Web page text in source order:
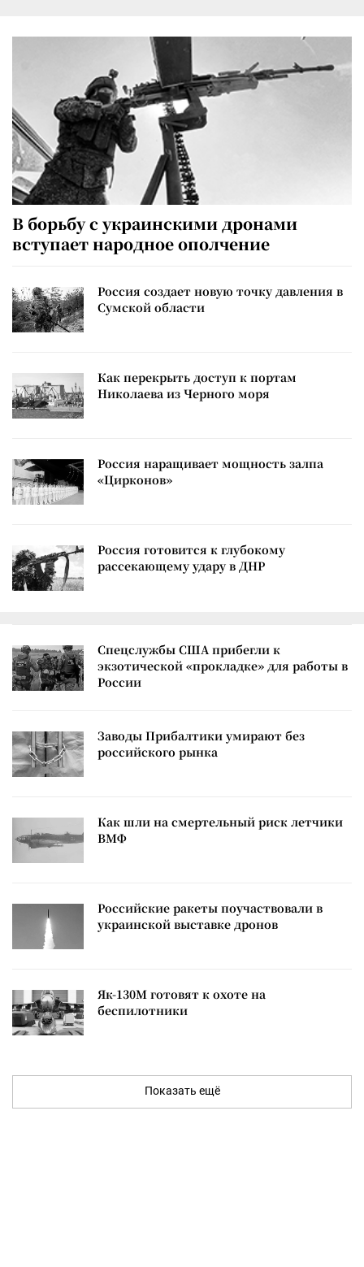
В борьбу с украинскими дронами
вступает народное ополчение
Россия создает новую точку давления в
Сумской области
Как перекрыть доступ к портам
Николаева из Черного моря
Россия наращивает мощность залпа
«Цирконов»
Россия готовится к глубокому
рассекающему удару в ДНР
Спецслужбы США прибегли к
экзотической «прокладке» для работы в
России
Заводы Прибалтики умирают без
российского рынка
Как шли на смертельный риск летчики
ВМФ
Российские ракеты поучаствовали в
украинской выставке дронов
Як-130М готовят к охоте на
беспилотники
Показать ещё